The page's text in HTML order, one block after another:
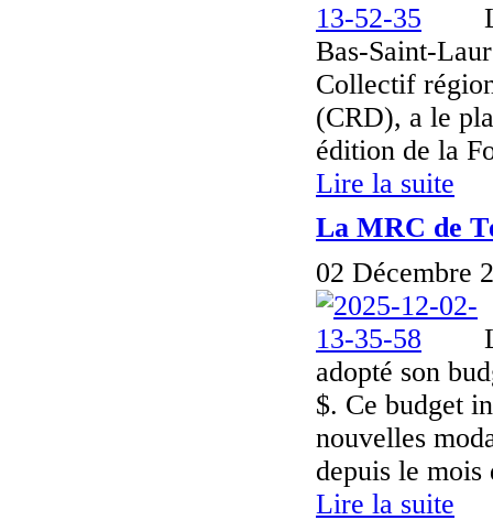
Bas-Saint-
Collectif
(CRD), a le
édition de la
Lire la suite
La MRC de
02 Décembre
adopté son
$. Ce budget
nouvelles
depuis le
Lire la suite